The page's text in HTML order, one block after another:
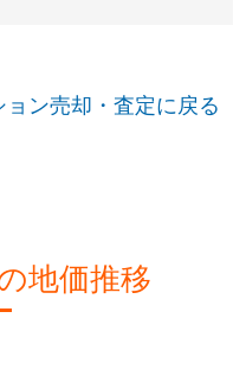
ン売却・査定に戻る
地価推移